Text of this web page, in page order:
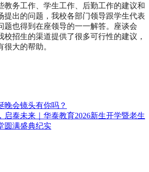
教务工作、学生工作、后勤工作的建议和
提出的问题，我校各部门领导跟学生代表
题也得到在座领导的一一解答。座谈会
校招生的渠道提供了很多可行性的建议，
大的帮助。
晚会镜头有你吗？
启泰未来｜华泰教育2026新生开学暨老生
圆满盛典纪实